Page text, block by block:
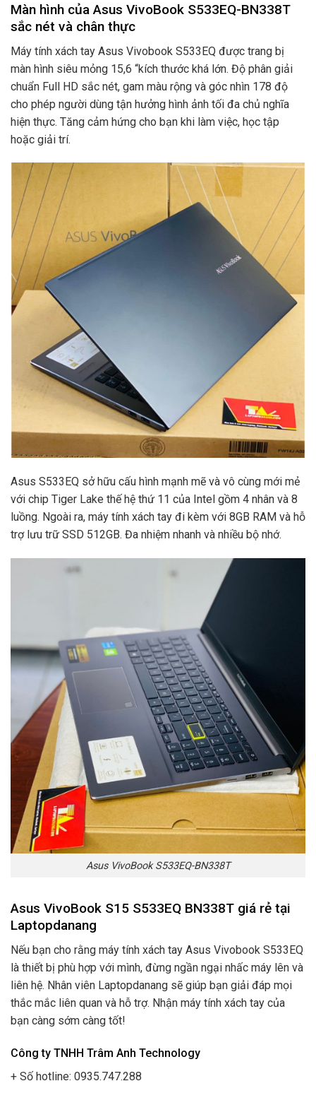
Màn hình của Asus VivoBook S533EQ-BN338T
sắc nét và chân thực
Máy tính xách tay Asus Vivobook S533EQ được trang bị
màn hình siêu mỏng 15,6 “kích thước khá lớn. Độ phân giải
chuẩn Full HD sắc nét, gam màu rộng và góc nhìn 178 độ
cho phép người dùng tận hưởng hình ảnh tối đa chủ nghĩa
hiện thực. Tăng cảm hứng cho bạn khi làm việc, học tập
hoặc giải trí.
Asus S533EQ sở hữu cấu hình mạnh mẽ và vô cùng mới mẻ
với chip Tiger Lake thế hệ thứ 11 của Intel gồm 4 nhân và 8
luồng. Ngoài ra, máy tính xách tay đi kèm với 8GB RAM và hỗ
trợ lưu trữ SSD 512GB. Đa nhiệm nhanh và nhiều bộ nhớ.
Asus VivoBook S533EQ-BN338T
Asus VivoBook S15 S533EQ BN338T giá rẻ tại
Laptopdanang
Nếu bạn cho rằng máy tính xách tay Asus Vivobook S533EQ
là thiết bị phù hợp với mình, đừng ngần ngại nhấc máy lên và
liên hệ. Nhân viên Laptopdanang sẽ giúp bạn giải đáp mọi
thắc mắc liên quan và hỗ trợ. Nhận máy tính xách tay của
bạn càng sớm càng tốt!
Công ty TNHH Trâm Anh Technology
+ Số hotline: 0935.747.288